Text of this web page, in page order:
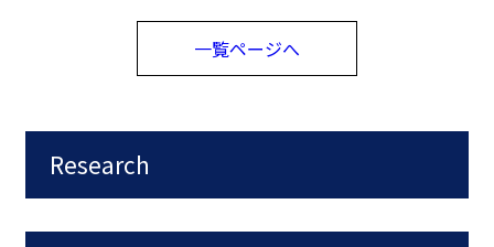
一覧ページへ
Research